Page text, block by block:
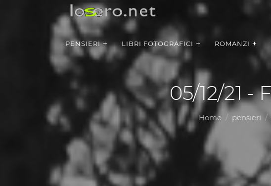
PENSIERI LIBRI FOTOGRAFICI ROMANZI
05/12/21 -
Home pensieri